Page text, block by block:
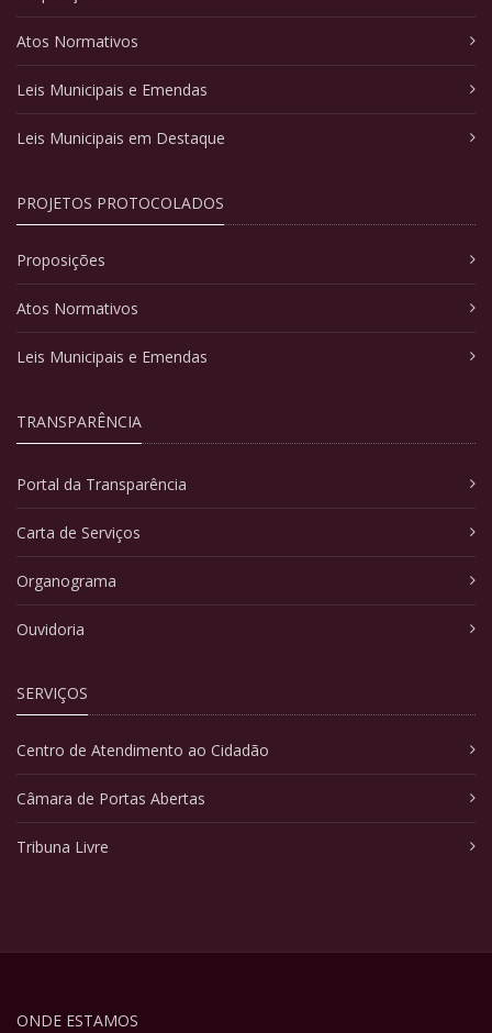
Atos Normativos
Leis Municipais e Emendas
Leis Municipais em Destaque
PROJETOS PROTOCOLADOS
Proposições
Atos Normativos
Leis Municipais e Emendas
TRANSPARÊNCIA
Portal da Transparência
Carta de Serviços
Organograma
Ouvidoria
SERVIÇOS
Centro de Atendimento ao Cidadão
Câmara de Portas Abertas
Tribuna Livre
ONDE ESTAMOS